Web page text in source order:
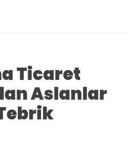
Ticaret
Aslanlar